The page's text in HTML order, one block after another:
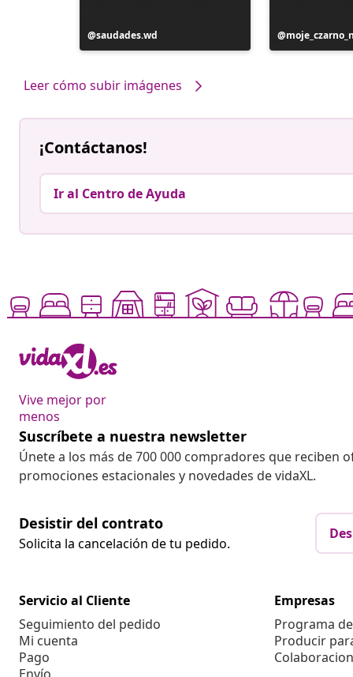
Publicación
realizada
saudades.wd
Publicación
realizada
Leer cómo subir imágenes
¡Contáctanos!
Ir al Centro de Ayuda
Vive mejor por
menos
Suscríbete a nuestra newsletter
Únete a los más de 700 000 compradores que reciben
promociones estacionales y novedades de vidaXL.
Desistir del contrato
Solicita la cancelación de tu pedido.
Servicio al Cliente
Seguimiento del pedido
Mi cuenta
Pago
Empresas
Programa
Producir